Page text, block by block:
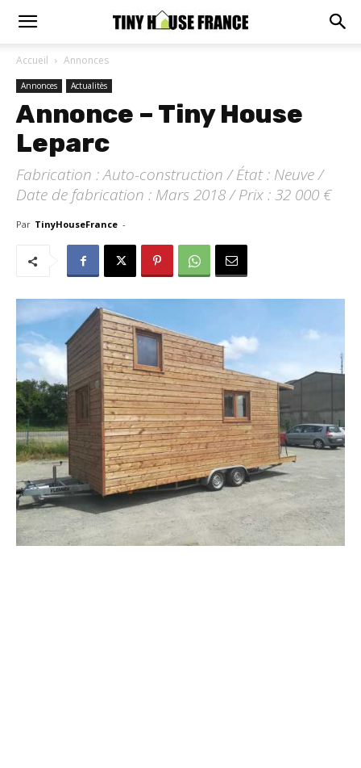
Accueil Annonces
Annonces Actualitès
Annonce – Tiny House
Leparc
Fabrication : Auto-construction / État : Neuve /
Date de fabrication : Mars 2018 / Prix : 32 000 €
Par TinyHouseFrance -